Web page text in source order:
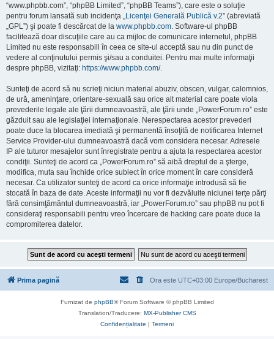
“www.phpbb.com”, “phpBB Limited”, “phpBB Teams”), care este o soluţie
pentru forum lansată sub incidenţa „Licenţei Generală Publică v.2” (abreviată
„GPL”) şi poate fi descărcat de la www.phpbb.com. Software-ul phpBB
facilitează doar discuţiile care au ca mijloc de comunicare internetul, phpBB
Limited nu este responsabill în ceea ce site-ul acceptă sau nu din punct de
vedere al conţinutului permis şi/sau a conduitei. Pentru mai multe informaţii
despre phpBB, vizitaţi: https://www.phpbb.com/.
Sunteţi de acord să nu scrieţi niciun material abuziv, obscen, vulgar, calomnios,
de ură, ameninţare, orientare-sexuală sau orice alt material care poate viola
prevederile legale ale ţării dumneavoastră, ale ţării unde „PowerForum.ro” este
găzduit sau ale legislaţiei internaţionale. Nerespectarea acestor prevederi
poate duce la blocarea imediată şi permanentă însoţită de notificarea Internet
Service Provider-ului dumneavoastră dacă vom considera necesar. Adresele
IP ale tuturor mesajelor sunt înregistrate pentru a ajuta la respectarea acestor
condiţii. Sunteţi de acord ca „PowerForum.ro” să aibă dreptul de a şterge,
modifica, muta sau închide orice subiect în orice moment în care consideră
necesar. Ca utilizator sunteţi de acord ca orice informaţie introdusă să fie
stocată în baza de date. Aceste informaţii nu vor fi dezvăluite niciunei terţe părţi
fără consimţământul dumneavoastră, iar „PowerForum.ro” sau phpBB nu pot fi
consideraţi responsabili pentru vreo încercare de hacking care poate duce la
compromiterea datelor.
Prima pagină Ora este UTC+03:00 Europe/Bucharest
Furnizat de phpBB® Forum Software © phpBB Limited
Translation/Traducere: MX-Publisher CMS
Confidențialitate | Termeni